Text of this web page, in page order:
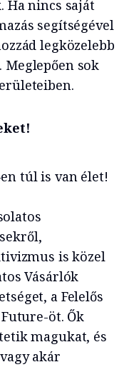
Ha nincs saját
segítségével
legközelebb
Meglepően sok
túl is van élet!
is közel
Vásárlók
a Felelős
öt. Ők
magukat, és
akár